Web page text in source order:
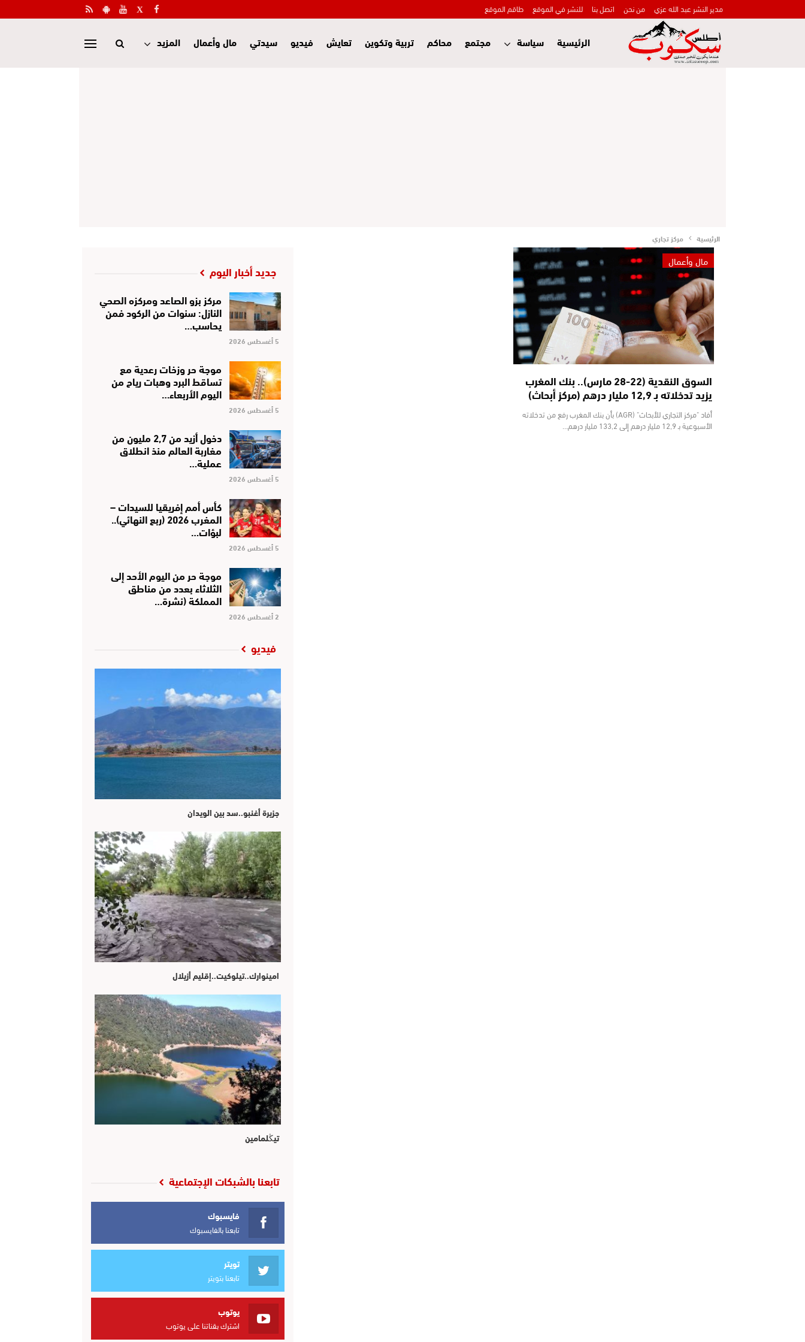
مدير النشر عبد الله عزي من نحن اتصل بنا للنشر في الموقع طاقم الموقع
الرئيسية سياسة مجتمع محاكم تربية وتكوين تعايش فيديو سيدتي مال وأعمال المزيد
الرئيسية مركز تجاري
مال وأعمال
السوق النقدية (22-28 مارس).. بنك المغرب
يزيد تدخلاته بـ 12,9 مليار درهم (مركز أبحاث)
أفاد "مركز التجاري للأبحاث" (AGR) بأن بنك المغرب رفع من تدخلاته
الأسبوعية بـ 12,9 مليار درهم إلى 133,2 مليار درهم…
جديد أخبار اليوم
مركز بزو الصاعد ومركزه الصحي
النازل: سنوات من الركود فمن
يحاسب…
5 أغسطس 2026
موجة حر وزخات رعدية مع
تساقط البرد وهبات رياح من
اليوم الأربعاء…
5 أغسطس 2026
دخول أزيد من 2,7 مليون من
مغاربة العالم منذ انطلاق
عملية…
5 أغسطس 2026
كأس أمم إفريقيا للسيدات –
المغرب 2026 (ربع النهائي)..
لبؤات…
5 أغسطس 2026
موجة حر من اليوم الأحد إلى
الثلاثاء بعدد من مناطق
المملكة (نشرة…
2 أغسطس 2026
فيديو
جزيرة أغنبو..سد بين الويدان
امينوارك..تيلوكيت..إقليم أزيلال
تيڭلمامين
تابعنا بالشبكات الإجتماعية
فايسبوك
تابعنا بالفايسبوك
تويتر
تابعنا بتويتر
يوتوب
اشترك بقناتنا على يوتوب